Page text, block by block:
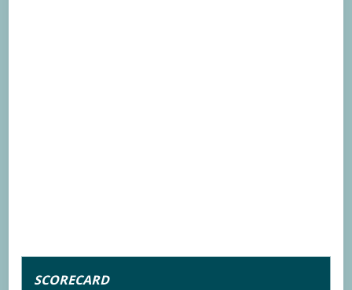
SCORECARD